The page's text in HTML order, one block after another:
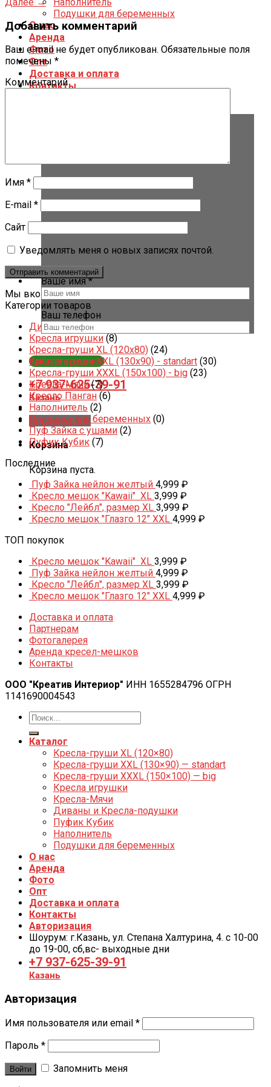
Подушки для беременных
О нас
Аренда
Фото
Опт
Доставка и оплата
Контакты
Ваше имя *
Ваш телефон
Заказать звонок
+7 937-625-39-91
Казань
Корзина /0₽
Корзина
Корзина пуста.
Добавить комментарий
Ваш e-mail не будет опубликован. Обязательные поля
помечены *
Комментарий
Имя *
E-mail *
Сайт
Уведомлять меня о новых записях почтой.
Мы вконтакте
Категории товаров
Диваны и Кресла-подушки
Кресла игрушки (8)
Кресла-груши XL (120x80) (24)
Кресла-груши XXL (130x90) - standart (30)
Кресла-груши XXXL (150x100) - big (23)
Кресла-Мячи (7)
Кресло Панган (6)
Наполнитель (2)
Подушки для беременных (0)
Пуф Зайка с ушами (2)
Пуфик Кубик (7)
Последние
Пуф Зайка нейлон желтый 4,999 ₽
Кресло мешок "Kawaii" XL 3,999 ₽
Кресло "Лейбл", размер XL 3,999 ₽
Кресло мешок "Глазго 12" XXL 4,999 ₽
ТОП покупок
Кресло мешок "Kawaii" XL 3,999 ₽
Пуф Зайка нейлон желтый 4,999 ₽
Кресло "Лейбл", размер XL 3,999 ₽
Кресло мешок "Глазго 12" XXL 4,999 ₽
Доставка и оплата
Партнерам
Фотогалерея
Аренда кресел-мешков
Контакты
ООО "Креатив Интериор" ИНН 1655284796 ОГРН
1141690004543
Каталог
Кресла-груши XL (120×80)
Кресла-груши XXL (130×90) — standart
Кресла-груши XXXL (150×100) — big
Кресла игрушки
Кресла-Мячи
Диваны и Кресла-подушки
Пуфик Кубик
Наполнитель
Подушки для беременных
О нас
Аренда
Фото
Опт
Доставка и оплата
Контакты
Авторизация
Шоурум: г.Казань, ул. Степана Халтурина, 4. с 10-00
до 19-00, cб,вс- выходные дни
+7 937-625-39-91
Казань
Авторизация
Имя пользователя или email *
Пароль *
Войти
Запомнить меня